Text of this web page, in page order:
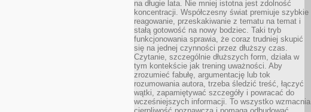
na długie lata. Nie mniej istotna jest zdolność
koncentracji. Współczesny świat premiuje szybkie
reagowanie, przeskakiwanie z tematu na temat i
stałą gotowość na nowy bodziec. Taki tryb
funkcjonowania sprawia, że coraz trudniej skupić
się na jednej czynności przez dłuższy czas.
Czytanie, szczególnie dłuższych form, działa w
tym kontekście jak trening uważności. Aby
zrozumieć fabułę, argumentację lub tok
rozumowania autora, trzeba śledzić treść, łączyć
wątki, zapamiętywać szczegóły i powracać do
wcześniejszych informacji. To wszystko wzmacnia